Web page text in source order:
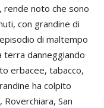
rende noto che sono
con grandine di
di maltempo
terra danneggiando
erbacee, tabacco,
ha colpito
San